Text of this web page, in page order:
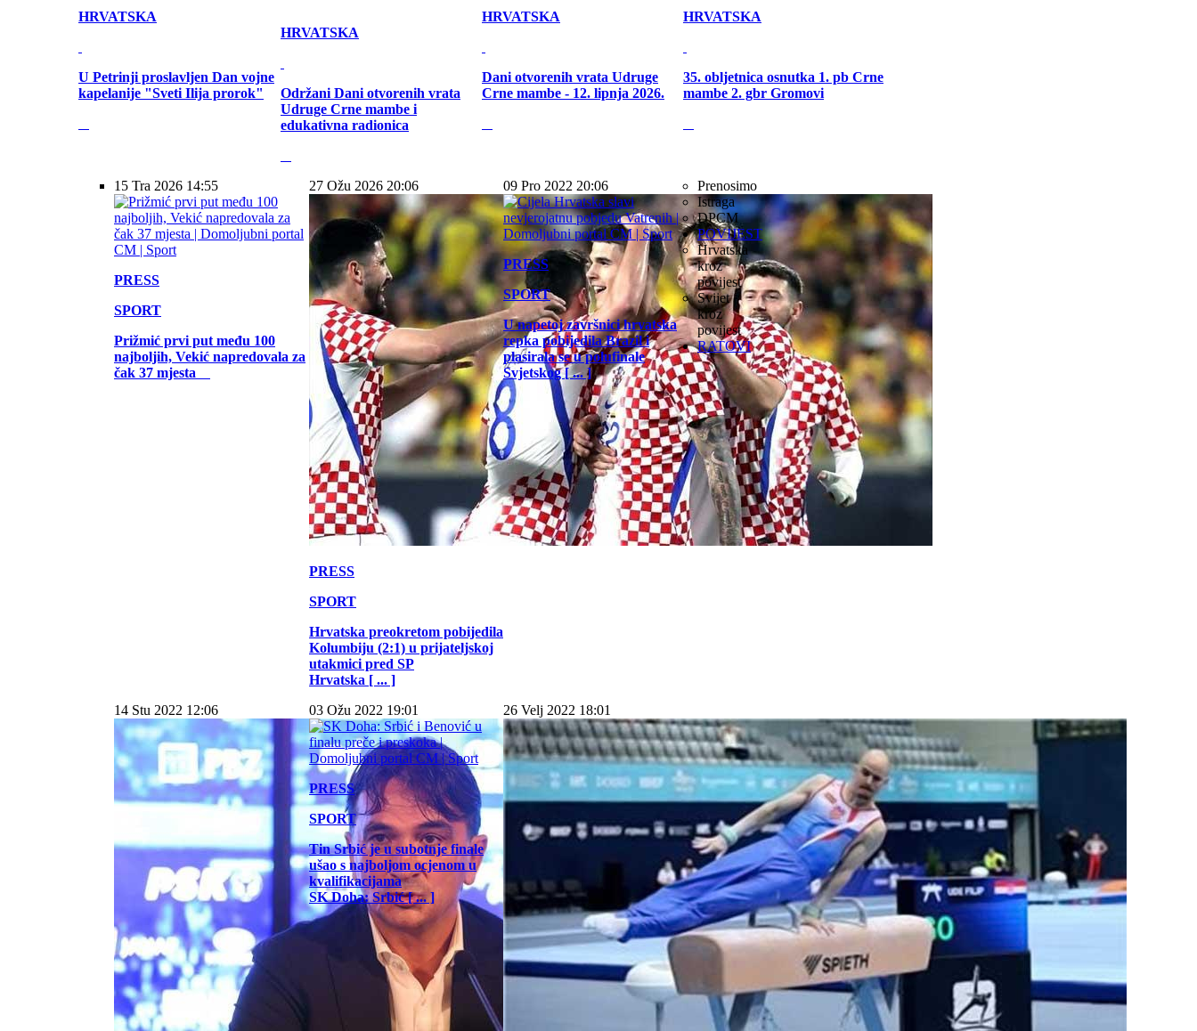
HRVATSKA
U Petrinji proslavljen Dan vojne
kapelanije "Sveti Ilija prorok"
HRVATSKA
Održani Dani otvorenih vrata
Udruge Crne mambe i
edukativna radionica
HRVATSKA
Dani otvorenih vrata Udruge
Crne mambe - 12. lipnja 2026.
HRVATSKA
35. obljetnica osnutka 1. pb Crne
mambe 2. gbr Gromovi
15 Tra 2026 14:55
PRESS
SPORT
Prižmić prvi put među 100
najboljih, Vekić napredovala za
čak 37 mjesta
27 Ožu 2026 20:06
PRESS
SPORT
Hrvatska preokretom pobijedila
Kolumbiju (2:1) u prijateljskoj
utakmici pred SP
Hrvatska [ ... ]
09 Pro 2022 20:06
PRESS
SPORT
U napetoj završnici hrvatska
repka pobijedila Brazil i
plasirala se u polufinale
Svjetskog [ ... ]
14 Stu 2022 12:06 03 Ožu 2022 19:01
PRESS
SPORT
Tin Srbić je u subotnje finale
ušao s najboljom ocjenom u
kvalifikacijama
SK Doha: Srbić [ ... ]
26 Velj 2022 18:01
Prenosimo
Istraga
DPCM
POVIJEST
Hrvatska
kroz
povijest
Svijet
kroz
povijest
RATOVI